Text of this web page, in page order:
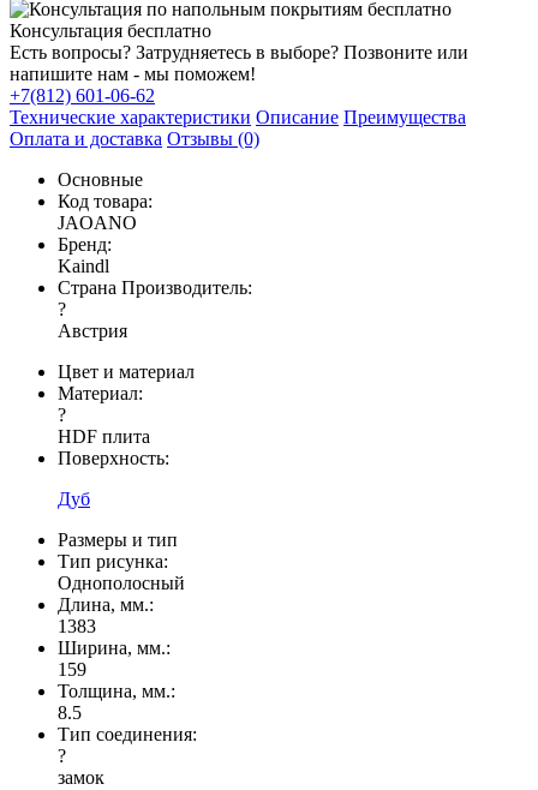
Консультация бесплатно
Есть вопросы? Затрудняетесь в выборе? Позвоните или
напишите нам - мы поможем!
+7(812) 601-06-62
Технические характеристики Описание Преимущества
Оплата и доставка Отзывы (0)
Основные
Код товара:
JAOANO
Бренд:
Kaindl
Страна Производитель:
?
Австрия
Цвет и материал
Материал:
?
HDF плита
Поверхность:
Дуб
Размеры и тип
Тип рисунка:
Однополосный
Длина, мм.:
1383
Ширина, мм.:
159
Толщина, мм.:
8.5
Тип соединения:
?
замок